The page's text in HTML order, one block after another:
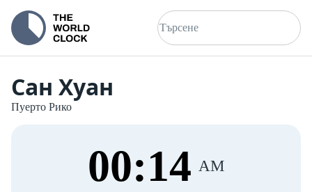
Сан Хуан
Пуерто Рико
00:15 AM